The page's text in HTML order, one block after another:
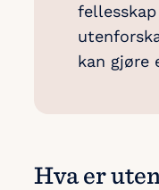
kan gjøre
Hva er